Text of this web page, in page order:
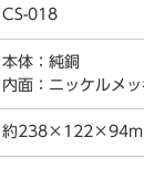
CS-018
本体：純銅
内面：ニッケルメッ
約